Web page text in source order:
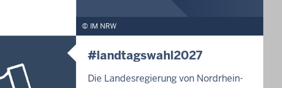
IM NRW
#landtagswahl2027
Die Landesregierung von Nordrhein-